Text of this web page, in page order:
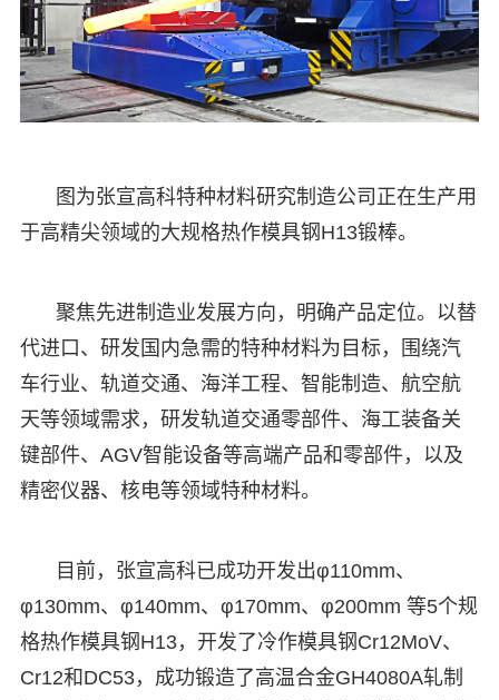
图为张宣高科特种材料研究制造公司正在生产用
于高精尖领域的大规格热作模具钢H13锻棒。
聚焦先进制造业发展方向，明确产品定位。以替
代进口、研发国内急需的特种材料为目标，围绕汽
车行业、轨道交通、海洋工程、智能制造、航空航
天等领域需求，研发轨道交通零部件、海工装备关
键部件、AGV智能设备等高端产品和零部件，以及
精密仪器、核电等领域特种材料。
目前，张宣高科已成功开发出φ110mm、
φ130mm、φ140mm、φ170mm、φ200mm 等5个规
格热作模具钢H13，开发了冷作模具钢Cr12MoV、
Cr12和DC53，成功锻造了高温合金GH4080A轧制